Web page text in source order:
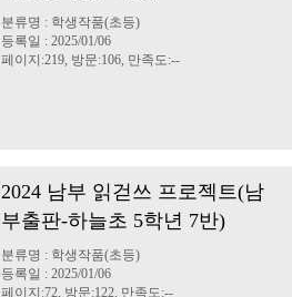
분류명 : 학생작품(초등)
등록일 : 2025/01/06
페이지:219, 방문:106, 만족도:--
2024 남부 읽걷쓰 프로젝트(남
부출판-하늘초 5학년 7반)
분류명 : 학생작품(초등)
등록일 : 2025/01/06
페이지:72, 방문:122, 만족도:--